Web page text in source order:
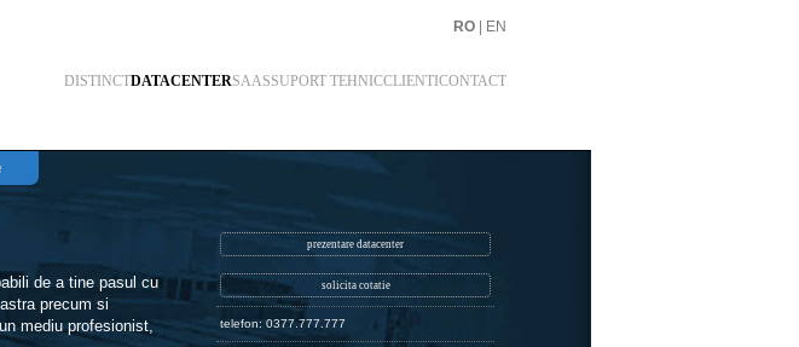
RO EN
DISTINCTDATACENTERSAASSUPORT TEHNICCLIENTI CONTACT
de a tine pasul cu
precum si
mediu profesionist,
prezentare datacenter
solicita cotatie
telefon: 0377.777.777